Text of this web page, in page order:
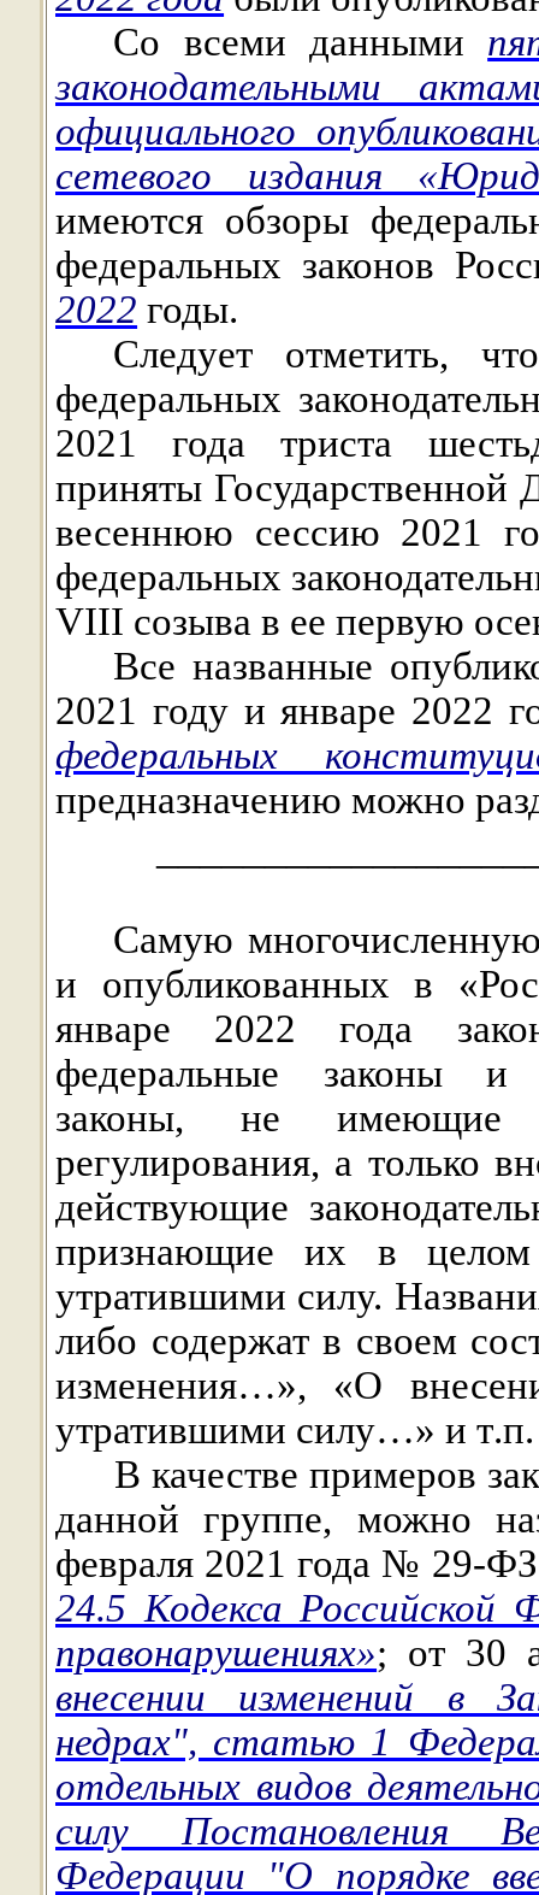
Со всеми данными
законодательными
официального
сетевого издания
имеются обзоры
федеральных законов
2022 годы.
Следует отметить,
федеральных
2021 года триста
приняты
весеннюю сессию 2021
федеральных
VIII созыва в ее первую
Все названные
2021 году и январе 2022
федеральных
предназначению можно
Самую
и опубликованных в
январе 2022 года
федеральные законы и
законы, не имеющие
регулирования, а только
действующие
признающие их в
утратившими силу.
либо содержат в своем
изменения…», «О
утратившими силу…» и т.п.
В качестве примеров
данной группе, можно
февраля 2021 года № 29-
24.5 Кодекса Российской
правонарушениях»; от 30
внесении изменений в
недрах", статью 1
отдельных видов
силу Постановления
Федерации "О порядке